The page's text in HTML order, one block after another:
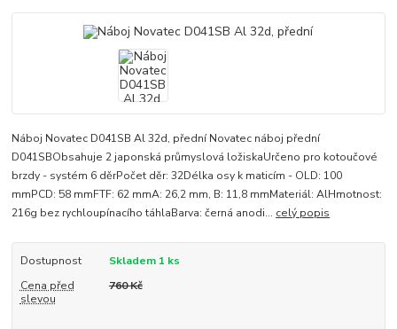
Náboj Novatec D041SB Al 32d, přední Novatec náboj přední
D041SBObsahuje 2 japonská průmyslová ložiskaUrčeno pro kotoučové
brzdy - systém 6 děrPočet děr: 32Délka osy k maticím - OLD: 100
mmPCD: 58 mmFTF: 62 mmA: 26,2 mm, B: 11,8 mmMateriál: AlHmotnost:
216g bez rychloupínacího táhlaBarva: černá anodi... celý popis
Dostupnost
Skladem 1 ks
Cena před
slevou
760 Kč